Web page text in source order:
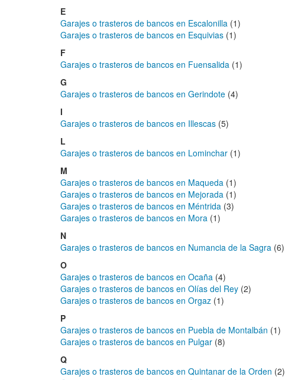
E
Garajes o trasteros de bancos en Escalonilla (1)
Garajes o trasteros de bancos en Esquivias (1)
F
Garajes o trasteros de bancos en Fuensalida (1)
G
Garajes o trasteros de bancos en Gerindote (4)
I
Garajes o trasteros de bancos en Illescas (5)
L
Garajes o trasteros de bancos en Lominchar (1)
M
Garajes o trasteros de bancos en Maqueda (1)
Garajes o trasteros de bancos en Mejorada (1)
Garajes o trasteros de bancos en Méntrida (3)
Garajes o trasteros de bancos en Mora (1)
N
Garajes o trasteros de bancos en Numancia de la Sagra (6)
O
Garajes o trasteros de bancos en Ocaña (4)
Garajes o trasteros de bancos en Olías del Rey (2)
Garajes o trasteros de bancos en Orgaz (1)
P
Garajes o trasteros de bancos en Puebla de Montalbán (1)
Garajes o trasteros de bancos en Pulgar (8)
Q
Garajes o trasteros de bancos en Quintanar de la Orden (2)